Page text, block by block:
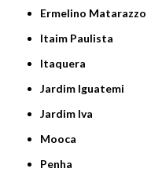
Ermelino Matarazzo
Itaim Paulista
Itaquera
Jardim Iguatemi
Jardim Iva
Mooca
Penha